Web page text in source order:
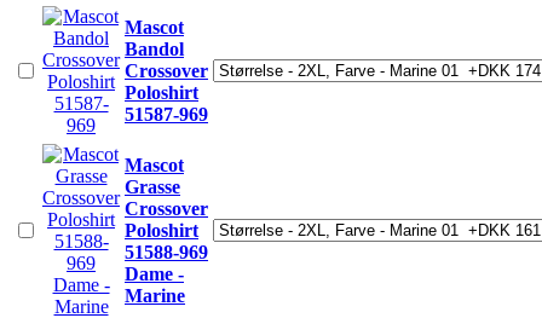
Mascot
Bandol
Crossover
Poloshirt
51587-969
Mascot
Grasse
Crossover
Poloshirt
51588-969
Dame -
Marine